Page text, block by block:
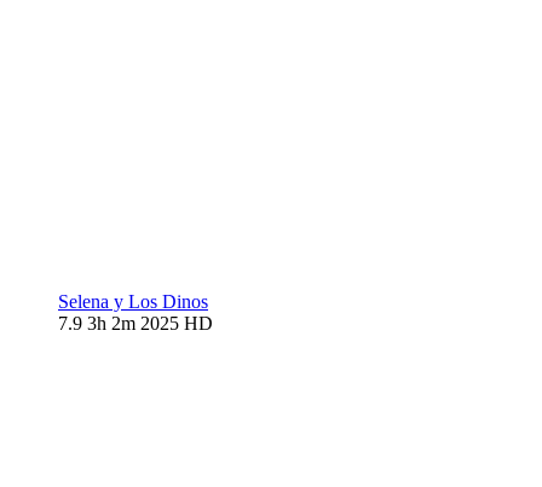
Selena y Los Dinos
7.9 3h 2m 2025 HD